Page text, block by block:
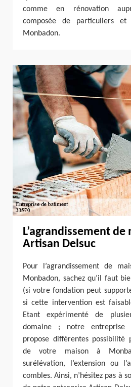
comme en rénovation
composée de particuliers et
Monbadon.
L’agrandissement de
Artisan Delsuc
Pour l’agrandissement de
Monbadon, sachez qu’il faut
(si votre fondation peut
si cette intervention est
Etant expérimenté de
domaine ; notre entreprise
propose différentes possibilité
de votre maison à
surélévation, l’extension ou
combles. Ainsi, n’hésitez pas à